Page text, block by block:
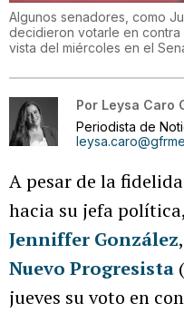
Algunos senadores, como
decidieron votarle en contra
vista del miércoles en el
Por Leysa Caro
Periodista de
A pesar de la
hacia su jefa
Jenniffer González
Nuevo Progresista
jueves su voto en